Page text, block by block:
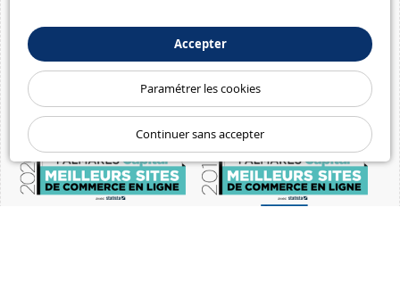
Accepter
Paramétrer les cookies
Continuer sans accepter